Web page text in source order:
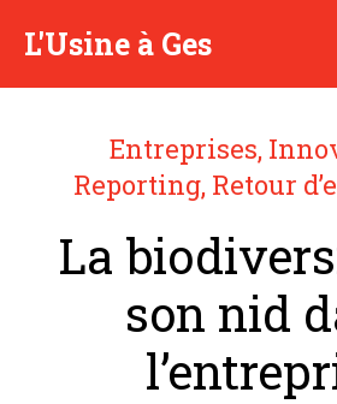
L'Usine à Ges
Entreprises,
Reporting, Retour
La
son nid